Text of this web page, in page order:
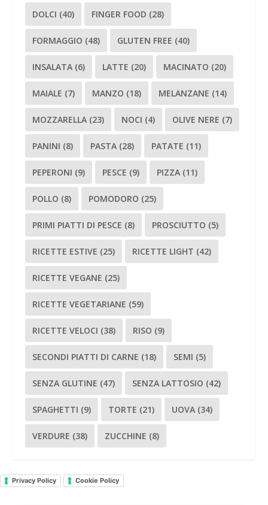
DOLCI (40) FINGER FOOD (28)
FORMAGGIO (48) GLUTEN FREE (40)
INSALATA (6) LATTE (20) MACINATO (20)
MAIALE (7) MANZO (18) MELANZANE (14)
MOZZARELLA (23) NOCI (4) OLIVE NERE (7)
PANINI (8) PASTA (28) PATATE (11)
PEPERONI (9) PESCE (9) PIZZA (11)
POLLO (8) POMODORO (25)
PRIMI PIATTI DI PESCE (8) PROSCIUTTO (5)
RICETTE ESTIVE (25) RICETTE LIGHT (42)
RICETTE VEGANE (25)
RICETTE VEGETARIANE (59)
RICETTE VELOCI (38) RISO (9)
SECONDI PIATTI DI CARNE (18) SEMI (5)
SENZA GLUTINE (47) SENZA LATTOSIO (42)
SPAGHETTI (9) TORTE (21) UOVA (34)
VERDURE (38) ZUCCHINE (8)
Privacy Policy Cookie Policy